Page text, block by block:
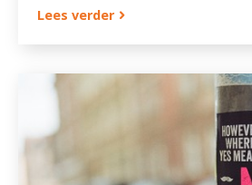
Lees verder